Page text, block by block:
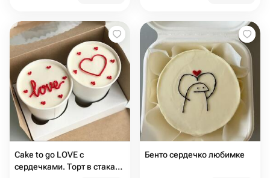
Cake to go LOVE с
сердечками. Торт в стакане
Бенто сердечко любимке